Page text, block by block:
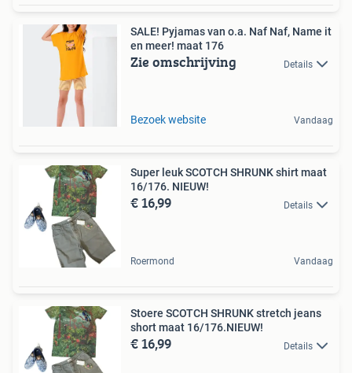
SALE! Pyjamas van o.a. Naf Naf, Name it
en meer! maat 176
Zie omschrijving Details
Bezoek website Vandaag
Super leuk SCOTCH SHRUNK shirt maat
16/176. NIEUW!
€ 16,99 Details
Roermond Vandaag
Stoere SCOTCH SHRUNK stretch jeans
short maat 16/176.NIEUW!
€ 16,99 Details